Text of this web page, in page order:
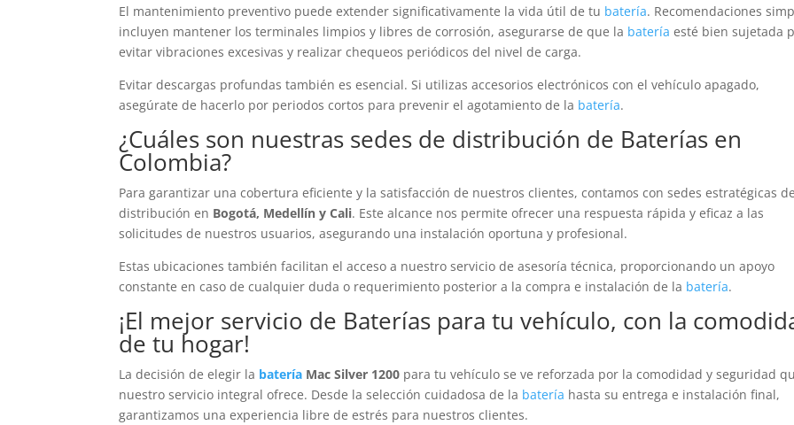
El mantenimiento preventivo puede extender significativamente la vida útil de tu batería. Recomendaciones
incluyen mantener los terminales limpios y libres de corrosión, asegurarse de que la batería esté bien sujetada
evitar vibraciones excesivas y realizar chequeos periódicos del nivel de carga.
Evitar descargas profundas también es esencial. Si utilizas accesorios electrónicos con el vehículo apagado,
asegúrate de hacerlo por periodos cortos para prevenir el agotamiento de la batería.
¿Cuáles son nuestras sedes de distribución de Baterías en
Colombia?
Para garantizar una cobertura eficiente y la satisfacción de nuestros clientes, contamos con sedes estratégicas de
distribución en Bogotá, Medellín y Cali. Este alcance nos permite ofrecer una respuesta rápida y eficaz a las
solicitudes de nuestros usuarios, asegurando una instalación oportuna y profesional.
Estas ubicaciones también facilitan el acceso a nuestro servicio de asesoría técnica, proporcionando un apoyo
constante en caso de cualquier duda o requerimiento posterior a la compra e instalación de la batería.
¡El mejor servicio de Baterías para tu vehículo, con la
de tu hogar!
La decisión de elegir la batería Mac Silver 1200 para tu vehículo se ve reforzada por la comodidad y seguridad
nuestro servicio integral ofrece. Desde la selección cuidadosa de la batería hasta su entrega e instalación final,
garantizamos una experiencia libre de estrés para nuestros clientes.